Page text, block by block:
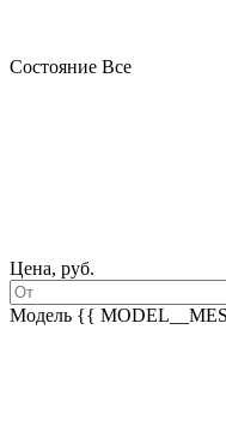
Состояние Все
Цена, руб.
Модель {{